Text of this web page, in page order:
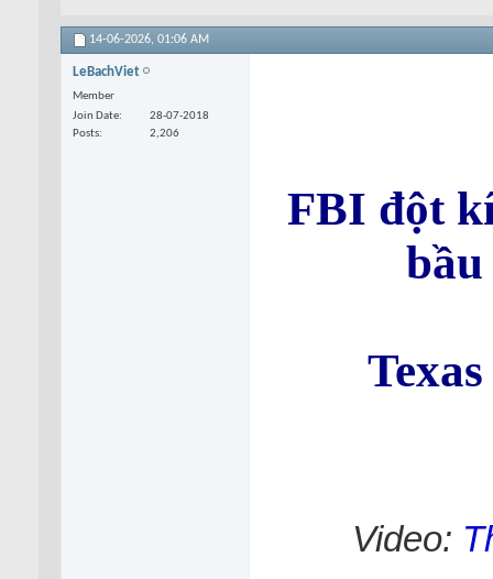
14-06-2026, 01:06 AM
LeBachViet
Member
Join Date
28-07-2018
Posts
2,206
FBI đột
bầu
Video: